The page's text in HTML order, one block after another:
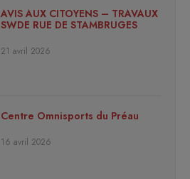
AVIS AUX CITOYENS – TRAVAUX
SWDE RUE DE STAMBRUGES
21 avril 2026
Centre Omnisports du Préau
16 avril 2026